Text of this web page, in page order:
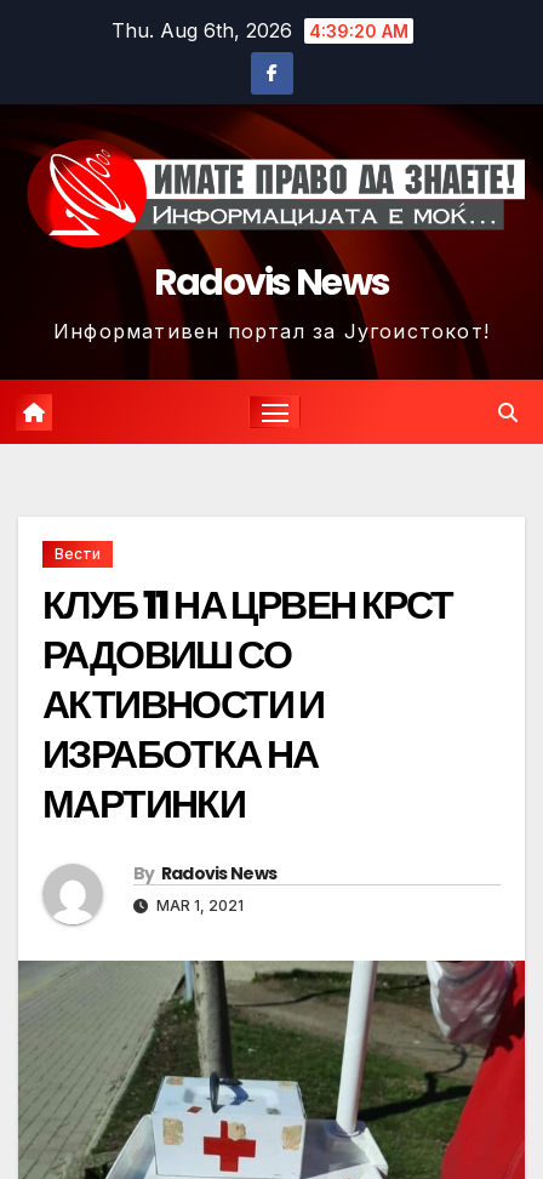
Thu. Aug 6th, 2026 4:39:23 AM
Radovis News
Информативен портал за Југоистокот!
Вести
КЛУБ 11 НА ЦРВЕН КРСТ
РАДОВИШ СО
АКТИВНОСТИ И
ИЗРАБОТКА НА
МАРТИНКИ
By Radovis News
MAR 1, 2021